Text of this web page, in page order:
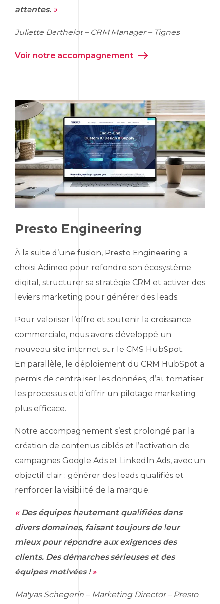
attentes. »
Juliette Berthelot – CRM Manager– Tignes
Voir notre accompagnement
Presto Engineering
À la suite d’une fusion, Presto Engineering a
choisi Adimeo pour refondre son écosystème
digital, structurer sa stratégie CRM et activer des
leviers marketing pour générer des leads.
Pour valoriser l’offre et soutenir la croissance
commerciale, nous avons développé un
nouveau site internet sur le CMS HubSpot.
En parallèle, le déploiement du CRM HubSpot a
permis de centraliser les données, d’automatiser
les processus et d’offrir un pilotage marketing
plus efficace.
Notre accompagnement s’est prolongé par la
création de contenus ciblés et l’activation de
campagnes Google Ads et LinkedIn Ads, avec un
objectif clair : générer des leads qualifiés et
renforcer la visibilité de la marque.
«Des équipes hautement qualifiées dans
divers domaines, faisant toujours de leur
mieux pour répondre aux exigences des
clients. Des démarches sérieuses et des
équipes motivées !»
Matyas Schegerin – Marketing Director– Presto